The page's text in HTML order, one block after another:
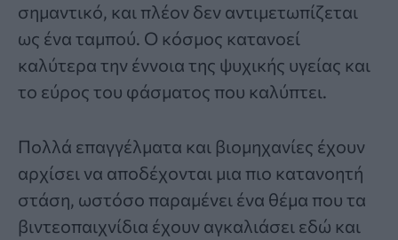
σημαντικό, και πλέον δεν αντιμετωπίζεται
ως ένα ταμπού. Ο κόσμος κατανοεί
καλύτερα την έννοια της ψυχικής υγείας και
το εύρος του φάσματος που καλύπτει.
Πολλά επαγγέλματα και βιομηχανίες έχουν
αρχίσει να αποδέχονται μια πιο κατανοητή
στάση, ωστόσο παραμένει ένα θέμα που τα
βιντεοπαιχνίδια έχουν αγκαλιάσει εδώ και